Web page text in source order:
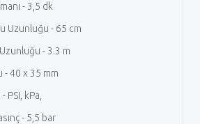
- 3,5 dk
Uzunluğu - 65 cm
- 3.3 m
- 40 x 35 mm
PSI, kPa,
- 5,5 bar